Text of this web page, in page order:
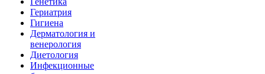
Гериатрия
Гигиена
Дерматология и
венерология
Диетология
Инфекционные